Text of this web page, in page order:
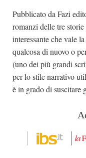
Pubblicato da Fazi
romanzi delle tre
interessante che vale
qualcosa di nuovo o
(uno dei più grandi
per lo stile narrativo
è in grado di suscitare